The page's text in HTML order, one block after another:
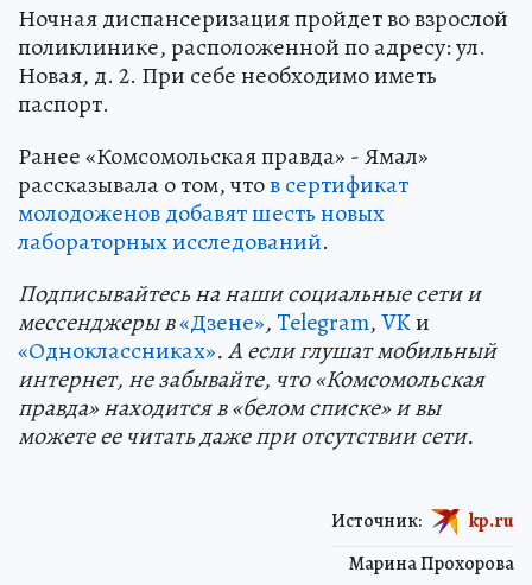
Ночная диспансеризация пройдет во взрослой
поликлинике, расположенной по адресу: ул.
Новая, д. 2. При себе необходимо иметь
паспорт.
Ранее «Комсомольская правда» - Ямал»
рассказывала о том, чтов сертификат
молодоженов добавят шесть новых
лабораторных исследований.
Подписывайтесь на наши социальные сети и
мессенджеры в«Дзене»,Telegram,VKи
«Одноклассниках». А если глушат мобильный
интернет, не забывайте, что «Комсомольская
правда» находится в «белом списке» и вы
можете ее читать даже при отсутствии сети.
Марина Прохорова
Источник: kp.ru